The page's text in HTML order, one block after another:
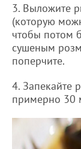
3. Выложите
(которую
чтобы потом
сушеным
поперчите.
4. Запекайте
примерно 30